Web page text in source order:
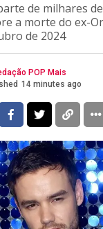
de milhares
a morte do ex-
de 2024
POP Mais
14 minutes ago